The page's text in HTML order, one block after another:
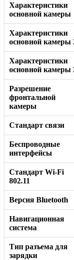
Характеристики
основной камеры
Характеристики
основной камеры
Характеристики
основной камеры
Разрешение
фронтальной
камеры
Стандарт связи
Беспроводные
интерфейсы
Стандарт Wi-Fi
802.11
Версия Bluetooth
Навигационная
система
Тип разъема для
зарядки